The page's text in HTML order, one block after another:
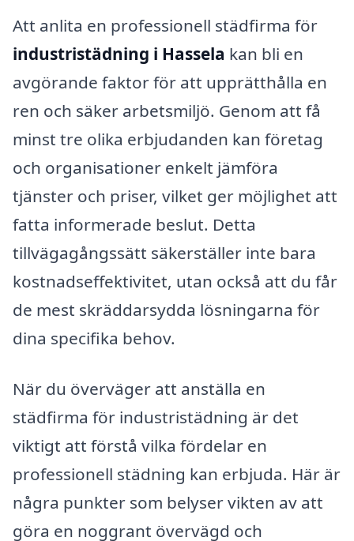
Att anlita en professionell städfirma för
industristädning i Hassela kan bli en
avgörande faktor för att upprätthålla en
ren och säker arbetsmiljö. Genom att få
minst tre olika erbjudanden kan företag
och organisationer enkelt jämföra
tjänster och priser, vilket ger möjlighet att
fatta informerade beslut. Detta
tillvägagångssätt säkerställer inte bara
kostnadseffektivitet, utan också att du får
de mest skräddarsydda lösningarna för
dina specifika behov.
När du överväger att anställa en
städfirma för industristädning är det
viktigt att förstå vilka fördelar en
professionell städning kan erbjuda. Här är
några punkter som belyser vikten av att
göra en noggrant övervägd och